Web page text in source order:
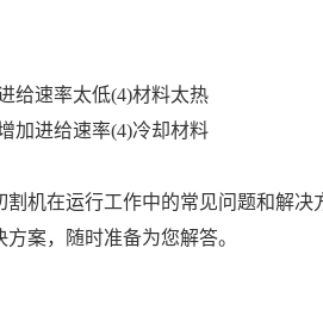
给速率太低(4)材料太热
加进给速率(4)冷却材料
割机在运行工作中的常见问题和解决
案，随时准备为您解答。